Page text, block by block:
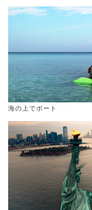
海の上でボート